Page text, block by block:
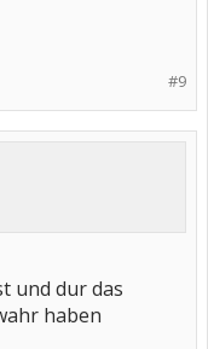
#9
und dur das
haben